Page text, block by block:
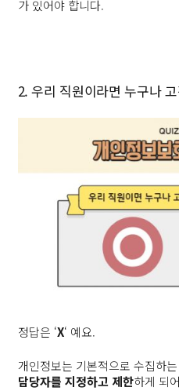
가 있어야 합니다.
2. 우리 직원이라면 누구나
정답은 ‘X‘ 예요.
개인정보는 기본적으로 수집하
담당자를 지정하고 제한하게 되